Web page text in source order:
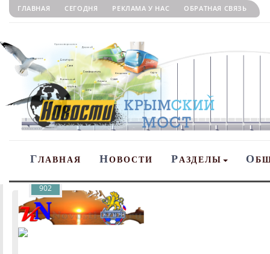
ГЛАВНАЯ СЕГОДНЯ РЕКЛАМА У НАС ОБРАТНАЯ СВЯЗЬ
ГЛАВНАЯ НОВОСТИ РАЗДЕЛЫ О
902